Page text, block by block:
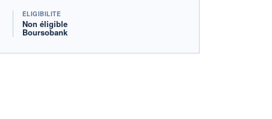
ÉLIGIBILITÉ
Non éligible
Boursobank